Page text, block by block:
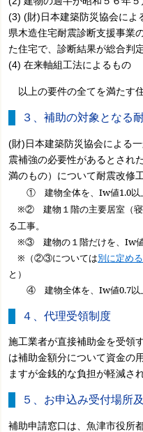
(3) (財)日本建築防災協会によ
県木造住宅耐震診断支援事業
た住宅で、診断結果が総合判
(4) 在来軸組工法によるもの
以上の要件の全てを満たす
３、補助の対象となる
(財)日本建築防災協会による
震補強の必要性があるとされ
満のもの）について耐震改修工
① 建物全体を、Iw値1.0以
※② 建物１階の主要居室（寝
る工事。
※③ 建物の１階だけを、Iw
※（②③については別に定め
と）
④ 建物全体を、Iw値0.7以上
４、代理受領制度
施工業者が直接補助金を受領
は補助金額分について資金の
ますが金銭的な負担が軽減さ
５、お申込み受付場所
補助申請窓口は、魚津市役所